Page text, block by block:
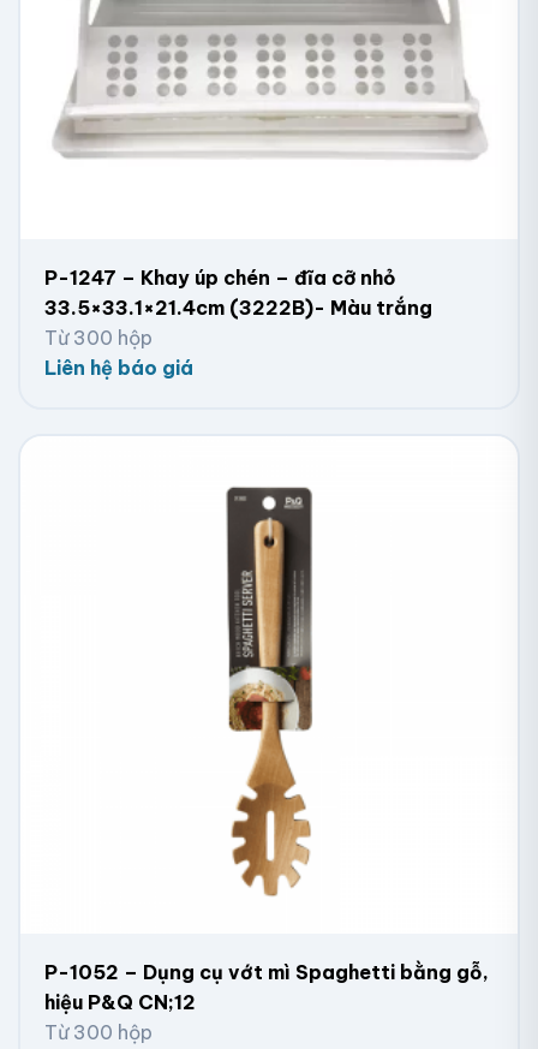
P-1247 – Khay úp chén – đĩa cỡ nhỏ
33.5×33.1×21.4cm (3222B)- Màu trắng
Từ 300 hộp
Liên hệ báo giá
P-1052 – Dụng cụ vớt mì Spaghetti bằng gỗ,
hiệu P&Q CN;12
Từ 300 hộp